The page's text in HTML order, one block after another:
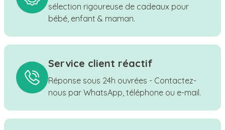
sélection rigoureuse de cadeaux pour
bébé, enfant & maman.
Service client réactif
Réponse sous 24h ouvrées - Contactez-
nous par WhatsApp, téléphone ou e-mail.